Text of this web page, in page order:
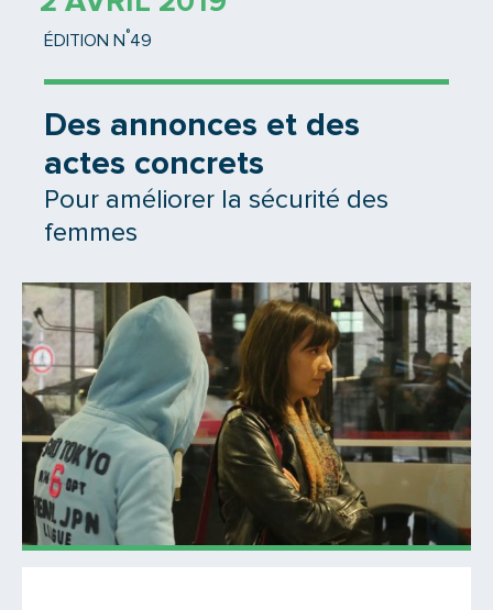
ÉDITION N °49
Des annonces et des
actes concrets
Pour améliorer la sécurité des
femmes